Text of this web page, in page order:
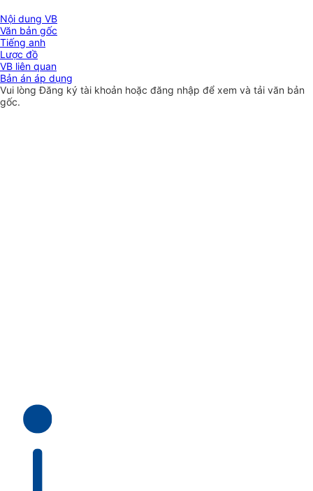
Nội dung VB
Văn bản gốc
Tiếng anh
Lược đồ
VB liên quan
Bản án áp dụng
Vui lòngĐăng ký tài khoản hoặc đăng nhập để xem và tải văn bản
gốc.